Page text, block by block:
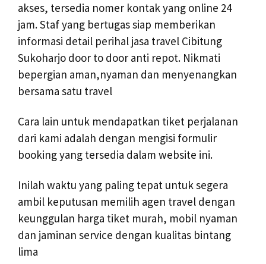
akses, tersedia nomer kontak yang online 24
jam. Staf yang bertugas siap memberikan
informasi detail perihal jasa travel Cibitung
Sukoharjo door to door anti repot. Nikmati
bepergian aman,nyaman dan menyenangkan
bersama satu travel
Cara lain untuk mendapatkan tiket perjalanan
dari kami adalah dengan mengisi formulir
booking yang tersedia dalam website ini.
Inilah waktu yang paling tepat untuk segera
ambil keputusan memilih agen travel dengan
keunggulan harga tiket murah, mobil nyaman
dan jaminan service dengan kualitas bintang
lima